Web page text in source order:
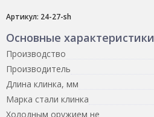
Артикул: 24-27-sh
Основные характеристики
Производство
Производитель
Длина клинка, мм
Марка стали клинка
Холодным оружием не